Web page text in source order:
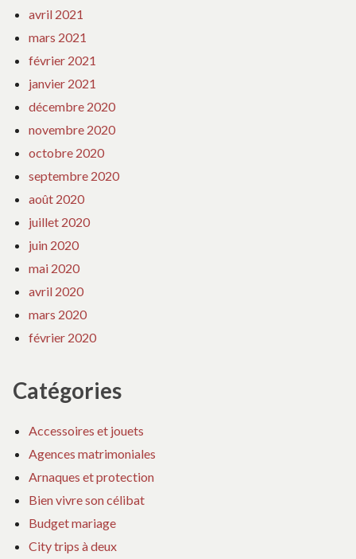
avril 2021
mars 2021
février 2021
janvier 2021
décembre 2020
novembre 2020
octobre 2020
septembre 2020
août 2020
juillet 2020
juin 2020
mai 2020
avril 2020
mars 2020
février 2020
Catégories
Accessoires et jouets
Agences matrimoniales
Arnaques et protection
Bien vivre son célibat
Budget mariage
City trips à deux